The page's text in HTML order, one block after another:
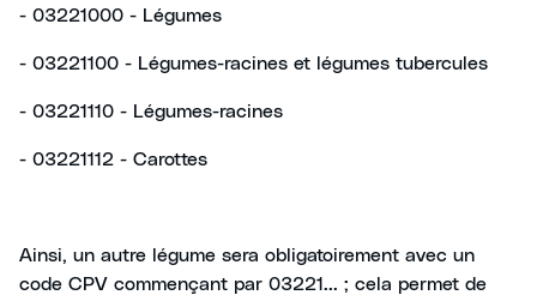
- 03221000 - Légumes
- 03221100 - Légumes-racines et légumes tubercules
- 03221110 - Légumes-racines
- 03221112 - Carottes
Ainsi, un autre légume sera obligatoirement avec un
code CPV commençant par 03221... ; cela permet de